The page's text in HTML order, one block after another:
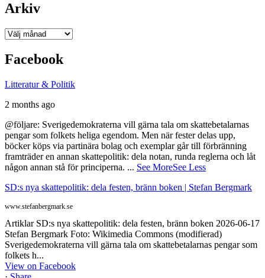
Arkiv
Arkiv
Facebook
Litteratur & Politik
2 months ago
@följare: Sverigedemokraterna vill gärna tala om skattebetalarnas
pengar som folkets heliga egendom. Men när fester delas upp,
böcker köps via partinära bolag och exemplar går till förbränning
framträder en annan skattepolitik: dela notan, runda reglerna och låt
någon annan stå för principerna. ... See MoreSee Less
SD:s nya skattepolitik: dela festen, bränn boken | Stefan Bergmark
www.stefanbergmark.se
Artiklar SD:s nya skattepolitik: dela festen, bränn boken 2026-06-17
Stefan Bergmark Foto: Wikimedia Commons (modifierad)
Sverigedemokraterna vill gärna tala om skattebetalarnas pengar som
folkets h...
View on Facebook